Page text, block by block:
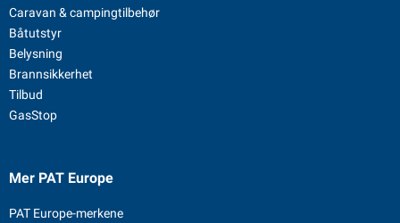
Caravan & campingtilbehør
Båtutstyr
Belysning
Brannsikkerhet
Tilbud
GasStop
Mer PAT Europe
PAT Europe-merkene